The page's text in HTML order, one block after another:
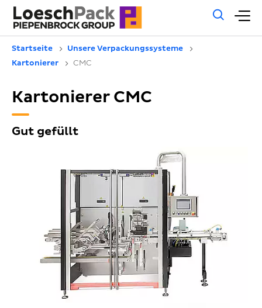
Startseite
Unsere Verpackungssysteme
Kartonierer
CMC
Kartonierer CMC
Gut gefüllt